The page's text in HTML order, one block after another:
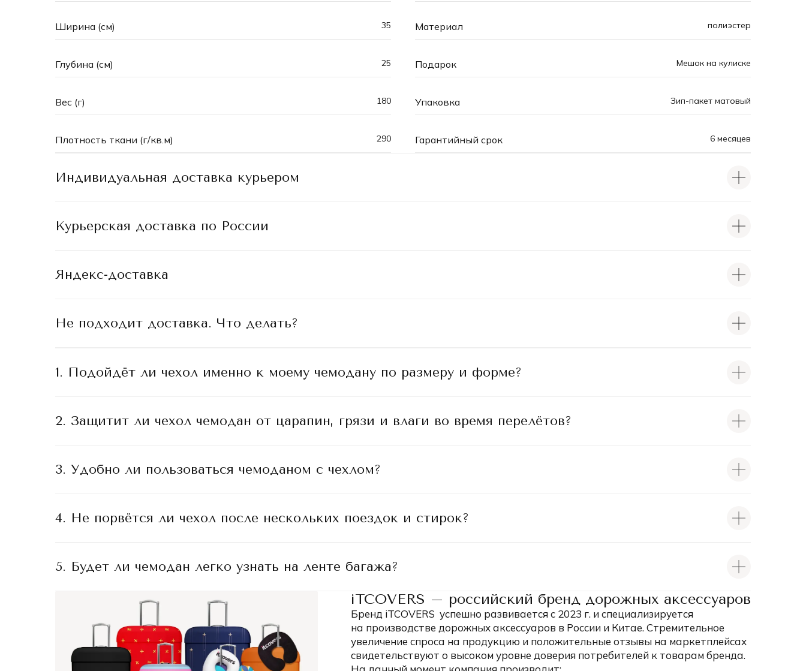
Ширина (см) 35
Глубина (см) 25
Вес (г) 180
Плотность ткани (г/кв.м) 290
Материал полиэстер
Подарок Мешок на кулиске
Упаковка Зип-пакет матовый
Гарантийный срок 6 месяцев
Индивидуальная доставка курьером
Курьерская доставка по России
Яндекс-доставка
Не подходит доставка. Что делать?
1. Подойдёт ли чехол именно к моему чемодану по размеру и форме?
2. Защитит ли чехол чемодан от царапин, грязи и влаги во время перелётов?
3. Удобно ли пользоваться чемоданом с чехлом?
4. Не порвётся ли чехол после нескольких поездок и стирок?
5. Будет ли чемодан легко узнать на ленте багажа?
iTCOVERS – российский бренд дорожных аксессуаров
Бренд iTCOVERS успешно развивается с 2023 г. и специализируется
на производстве дорожных аксессуаров в России и Китае. Стремительное
увеличение спроса на продукцию и положительные отзывы на маркетплейсах
свидетельствуют о высоком уровне доверия потребителей к товарам бренда.